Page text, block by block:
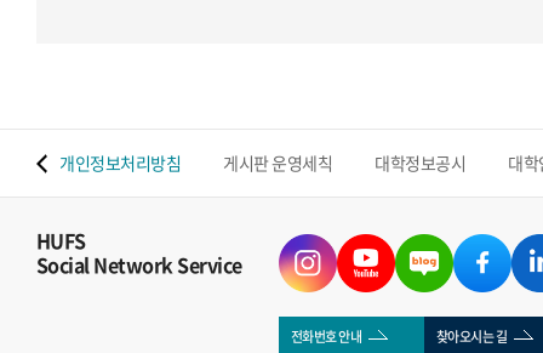
개인정보처리방침 게시판 운영세칙 대학정보공시 대
HUFS
Social Network Service
전화번호 안내 찾아오시는 길